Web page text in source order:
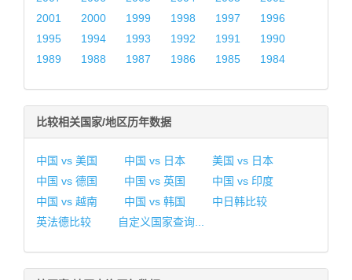
2001
2000 1999 1998 1997
1996
1995
1994 1993 1992 1991
1990
1989
1988 1987 1986 1985 1984
比较相关国家/地区历年数据
中国 vs 美国 中国 vs 日本
美国 vs 日本
中国 vs 德国
中国 vs 英国
中国 vs 印度
中国 vs 越南
中国 vs 韩国
中日韩比较
英法德比较
自定义国家查询...